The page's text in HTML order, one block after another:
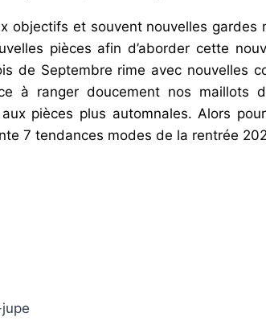
objectifs et souvent nouvelles gardes
pièces afin d’aborder cette
de Septembre rime avec nouvelles
à ranger doucement nos maillots
pièces plus automnales. Alors
7 tendances modes de la rentrée